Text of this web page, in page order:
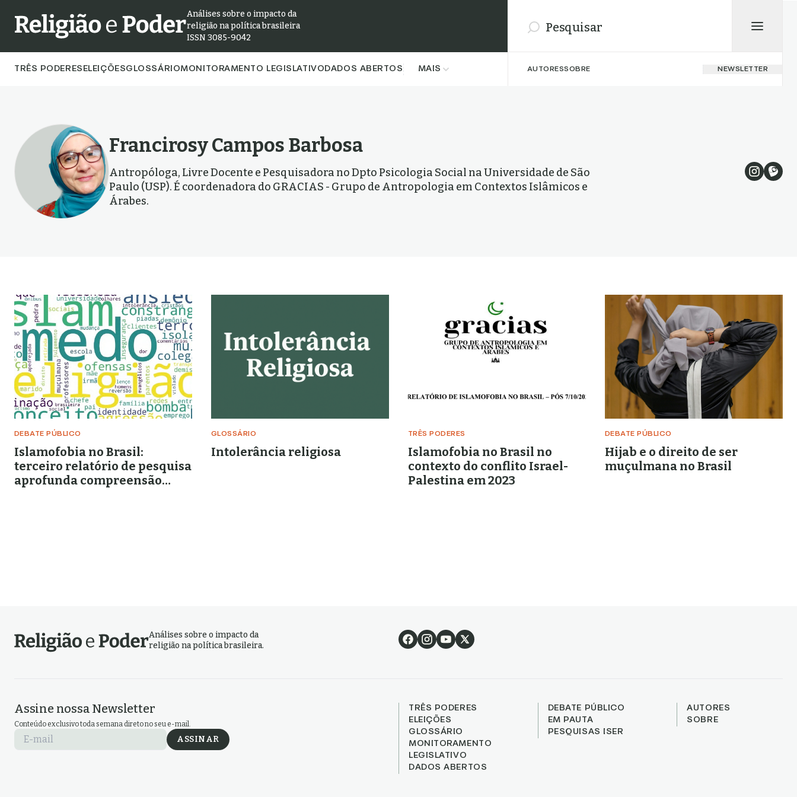
Análises sobre o impacto da
religião na política brasileira
ISSN 3085-9042
TRÊS PODERES ELEIÇÕESGLOSSÁRIOMONITORAMENTO LEGISLATIVO DADOS ABERTOS MAIS AUTORESSOBRE NEWSLETTER
Francirosy Campos Barbosa
Antropóloga, Livre Docente e Pesquisadora no Dpto Psicologia Social na Universidade de São
Paulo (USP). É coordenadora do GRACIAS - Grupo de Antropologia em Contextos Islâmicos e
Árabes.
DEBATE PÚBLICO
Islamofobia no Brasil:
terceiro relatório de pesquisa
aprofunda compreensão
GLOSSÁRIO
Intolerância religiosa
TRÊS PODERES
Islamofobia no Brasil no
contexto do conflito Israel-
Palestina em 2023
DEBATE PÚBLICO
Hijab e o direito de ser
muçulmana no Brasil
Análises sobre o impacto da
religião na política brasileira.
Assine nossa Newsletter
Conteúdo exclusivo toda semana direto no seu e-mail.
E-mail ASSINAR
TRÊS PODERES
ELEIÇÕES
GLOSSÁRIO
MONITORAMENTO
LEGISLATIVO
DADOS ABERTOS
DEBATE PÚBLICO
EM PAUTA
PESQUISAS ISER
AUTORES
SOBRE